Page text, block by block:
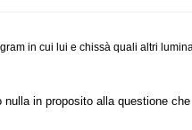
in cui lui e chissà quali altri
in proposito alla questione che